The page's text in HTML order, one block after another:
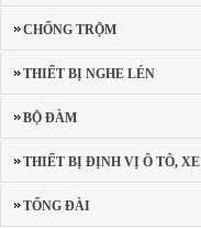
CHỐNG TRỘM
THIẾT BỊ NGHE LÉN
BỘ ĐÀM
THIẾT BỊ ĐỊNH VỊ Ô TÔ, XE
MÁY
TỔNG ĐÀI